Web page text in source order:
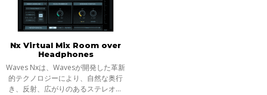
Nx Virtual Mix Room over
Headphones
Waves Nxは、Wavesが開発した革新
的テクノロジーにより、自然な奥行
き、反射、広がりのあるステレオ音